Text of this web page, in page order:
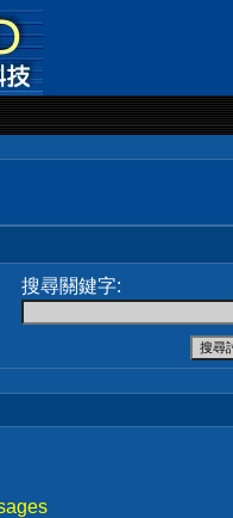
搜尋關鍵字: